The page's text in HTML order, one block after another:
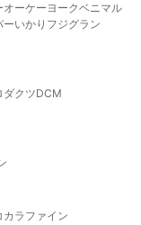
オーケー ヨークベニマル
ーいかり フジグラン
ダクツDCM
カラファイン